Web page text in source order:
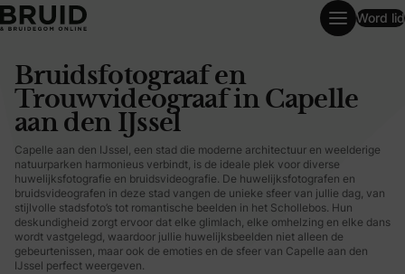
Bruidsfotograaf en Trouwvideograaf in Capelle aan den
Word lid
Bruidsfotograaf en
Trouwvideograaf in Capelle
aan den IJssel
Capelle aan den IJssel, een stad die moderne architectuur en weelderige
natuurparken harmonieus verbindt, is de ideale plek voor diverse
huwelijksfotografie en bruidsvideografie. De huwelijksfotografen en
bruidsvideografen in deze stad vangen de unieke sfeer van jullie dag, van
stijlvolle stadsfoto’s tot romantische beelden in het Schollebos. Hun
deskundigheid zorgt ervoor dat elke glimlach, elke omhelzing en elke dans
wordt vastgelegd, waardoor jullie huwelijksbeelden niet alleen de
gebeurtenissen, maar ook de emoties en de sfeer van Capelle aan den
IJssel perfect weergeven.